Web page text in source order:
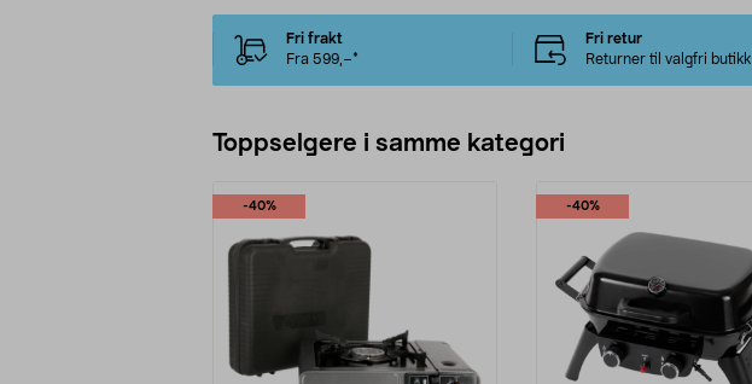
Fri frakt
Fra 599,–*
Fri retur
Returner til valgfri butikk
Toppselgere i samme kategori
-40% -40%